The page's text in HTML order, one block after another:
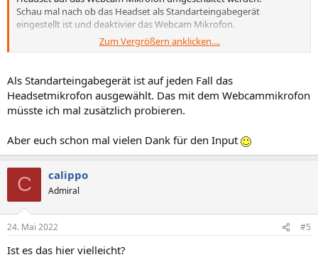
Schau mal nach ob das Headset als Standarteingabegerät
eingestellt ist und deaktivier das Webcam Mikrofon.
Könntest auch mal das Ts auf PTT umstellen, ausprobieren durch
ob du irgendeine reaktion provozieren kannst.
Zum Vergrößern anklicken....
Als Standarteingabegerät ist auf jeden Fall das
Headsetmikrofon ausgewählt. Das mit dem Webcammikrofon
müsste ich mal zusätzlich probieren.
Aber euch schon mal vielen Dank für den Input
C calippo
Admiral
24. Mai 2022 #5
Ist es das hier vielleicht?